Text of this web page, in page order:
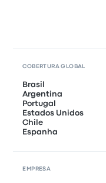
COBERTURA GLOBAL
Brasil
Argentina
Portugal
Estados Unidos
Chile
Espanha
EMPRESA